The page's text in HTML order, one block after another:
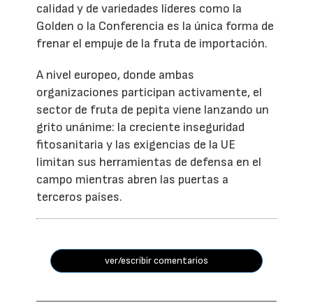
calidad y de variedades líderes como la
Golden o la Conferencia es la única forma de
frenar el empuje de la fruta de importación.
A nivel europeo, donde ambas
organizaciones participan activamente, el
sector de fruta de pepita viene lanzando un
grito unánime: la creciente inseguridad
fitosanitaria y las exigencias de la UE
limitan sus herramientas de defensa en el
campo mientras abren las puertas a
terceros países.
ver/escribir comentarios